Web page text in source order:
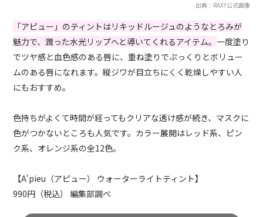
出典：RAXY公式画像
「アピュー」のティントはリキッドルージュのようなとろみが
魅力で、潤った水光リップへと導いてくれるアイテム。 一度塗り
でツヤ感と血色感のある唇に、重ね塗りでぷっくりとボリュー
ムのある唇になれます。縦ジワが目立ちにくく乾燥しやすい人
にもおすすめ。
色持ちがよくて時間が経ってもクリアな透け感が続き、マスクに
色がつかないところも人気です。カラー展開はレッド系、ピン
ク系、オレンジ系の全12色。
【A'pieu（アピュー） ウォーターライトティント】
990円（税込） 編集部調べ